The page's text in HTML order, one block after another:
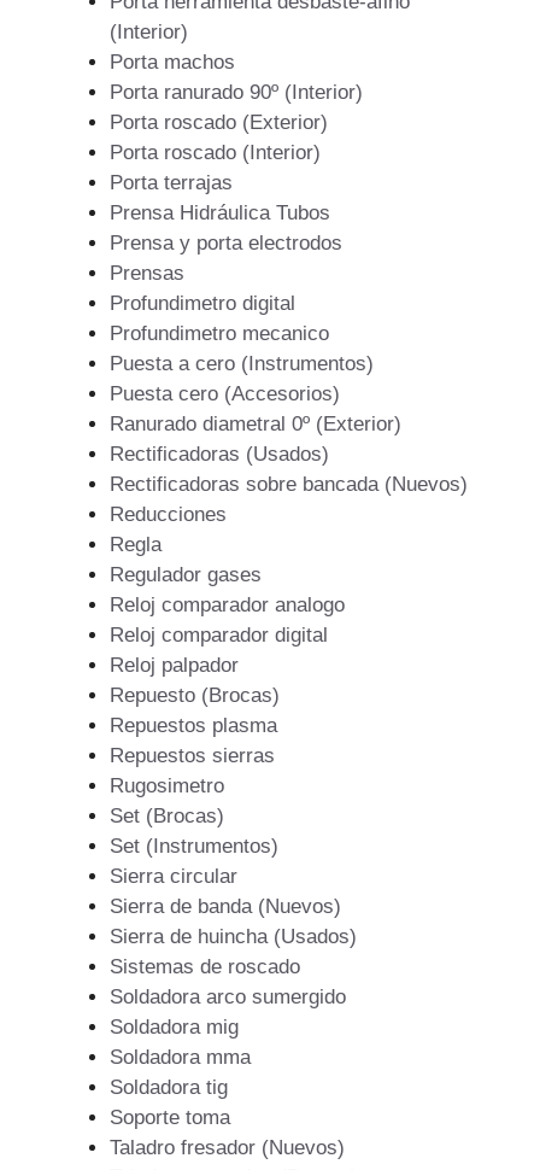
(Interior)
Porta machos
Porta ranurado 90º (Interior)
Porta roscado (Exterior)
Porta roscado (Interior)
Porta terrajas
Prensa Hidráulica Tubos
Prensa y porta electrodos
Prensas
Profundimetro digital
Profundimetro mecanico
Puesta a cero (Instrumentos)
Puesta cero (Accesorios)
Ranurado diametral 0º (Exterior)
Rectificadoras (Usados)
Rectificadoras sobre bancada (Nuevos)
Reducciones
Regla
Regulador gases
Reloj comparador analogo
Reloj comparador digital
Reloj palpador
Repuesto (Brocas)
Repuestos plasma
Repuestos sierras
Rugosimetro
Set (Brocas)
Set (Instrumentos)
Sierra circular
Sierra de banda (Nuevos)
Sierra de huincha (Usados)
Sistemas de roscado
Soldadora arco sumergido
Soldadora mig
Soldadora mma
Soldadora tig
Soporte toma
Taladro fresador (Nuevos)